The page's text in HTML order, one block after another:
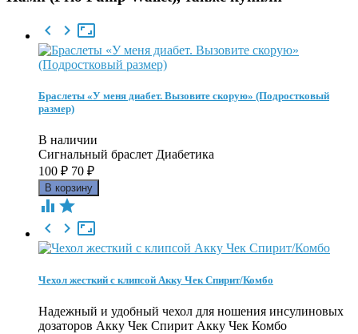
  
Браслеты «У меня диабет. Вызовите скорую» (Подростковый
размер)
В наличии
Сигнальный браслет Диабетика
100 ₽ 70 ₽
 

 
Чехол жесткий с клипсой Акку Чек Спирит/Комбо
Надежный и удобный чехол для ношения инсулиновых
дозаторов Акку Чек Спирит Акку Чек Комбо